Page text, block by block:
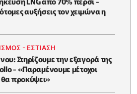
αυξήσεις τον χειμώνα η
- ΕΣΤΙΑΣΗ
Στηρίζουμε την εξαγορά της
- «Παραμένουμε μέτοχοι
θα προκύψει»